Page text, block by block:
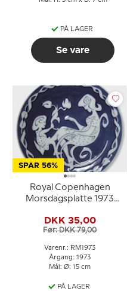
PÅ LAGER
Se vare
SPAR 56%
Royal Copenhagen
Morsdagsplatte 1973
DKK 35,00
Før: DKK 79,00
Varenr.: RM1973
Årgang: 1973
Mål: Ø: 15 cm
PÅ LAGER